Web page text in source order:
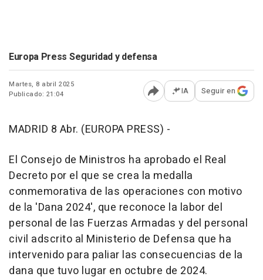
Europa Press Seguridad y defensa
Martes, 8 abril 2025
Publicado: 21:04
Abrir opciones para
IA Seguir en
MADRID 8 Abr. (EUROPA PRESS) -
El Consejo de Ministros ha aprobado el Real
Decreto por el que se crea la medalla
conmemorativa de las operaciones con motivo
de la 'Dana 2024', que reconoce la labor del
personal de las Fuerzas Armadas y del personal
civil adscrito al Ministerio de Defensa que ha
intervenido para paliar las consecuencias de la
dana que tuvo lugar en octubre de 2024.